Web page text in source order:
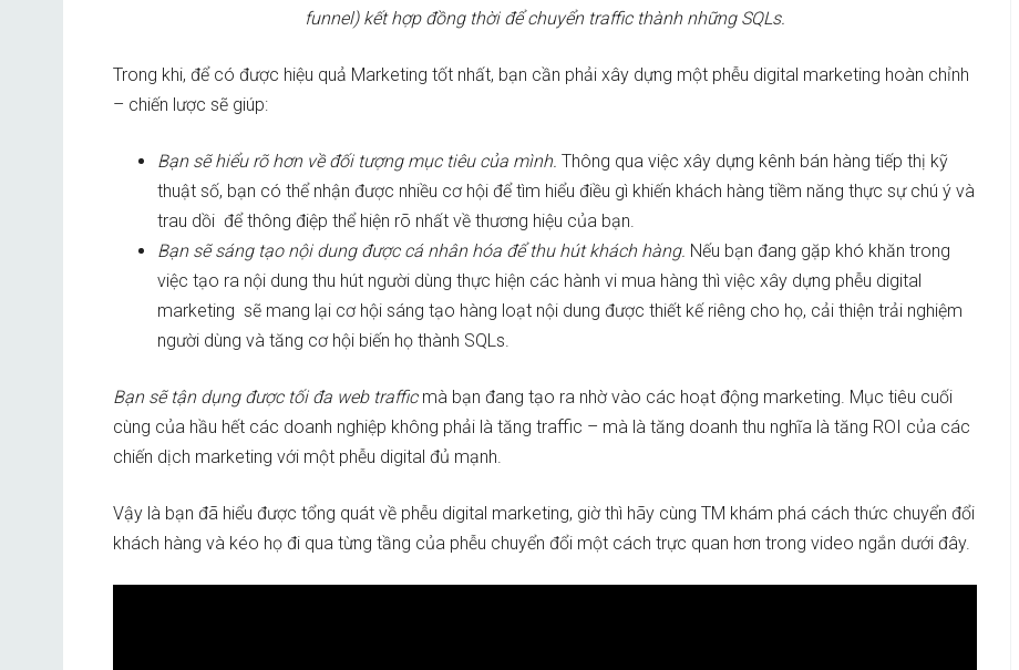
funnel) kết hợp đồng thời để chuyển traffic thành những SQLs.
Trong khi, để có được hiệu quả Marketing tốt nhất, bạn cần phải xây dựng một phễu digital marketing hoàn chỉnh
– chiến lược sẽ giúp:
Bạn sẽ hiểu rõ hơn về đối tượng mục tiêu của mình. Thông qua việc xây dựng kênh bán hàng tiếp thị kỹ
thuật số, bạn có thể nhận được nhiều cơ hội để tìm hiểu điều gì khiến khách hàng tiềm năng thực sự chú ý và
trau dồi để thông điệp thể hiện rõ nhất về thương hiệu của bạn.
Bạn sẽ sáng tạo nội dung được cá nhân hóa để thu hút khách hàng. Nếu bạn đang gặp khó khăn trong
việc tạo ra nội dung thu hút người dùng thực hiện các hành vi mua hàng thì việc xây dựng phễu digital
marketing sẽ mang lại cơ hội sáng tạo hàng loạt nội dung được thiết kế riêng cho họ, cải thiện trải nghiệm
người dùng và tăng cơ hội biến họ thành SQLs.
Bạn sẽ tận dụng được tối đa web traffic mà bạn đang tạo ra nhờ vào các hoạt động marketing. Mục tiêu cuối
cùng của hầu hết các doanh nghiệp không phải là tăng traffic – mà là tăng doanh thu nghĩa là tăng ROI của các
chiến dịch marketing với một phễu digital đủ mạnh.
Vậy là bạn đã hiểu được tổng quát về phễu digital marketing, giờ thì hãy cùng TM khám phá cách thức chuyển đổi
khách hàng và kéo họ đi qua từng tầng của phễu chuyển đổi một cách trực quan hơn trong video ngắn dưới đây.